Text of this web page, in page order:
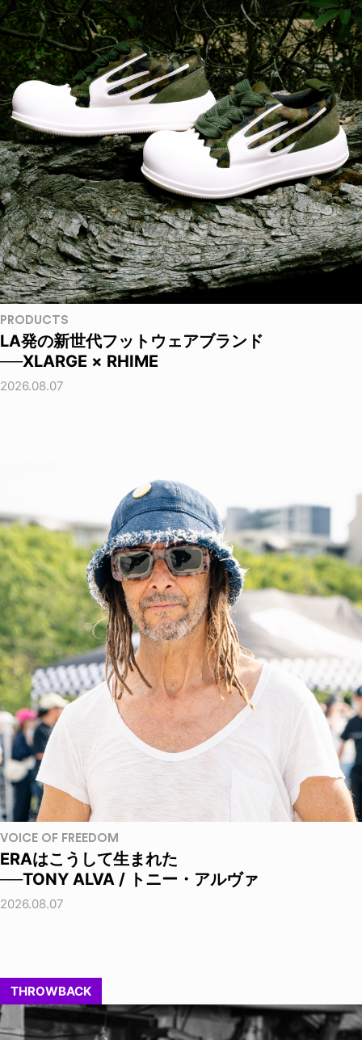
PRODUCTS
LA発の新世代フットウェアブランド
──XLARGE × RHIME
2026.08.07
VOICE OF FREEDOM
ERAはこうして生まれた
──TONY ALVA / トニー・アルヴァ
2026.08.07
THROWBACK